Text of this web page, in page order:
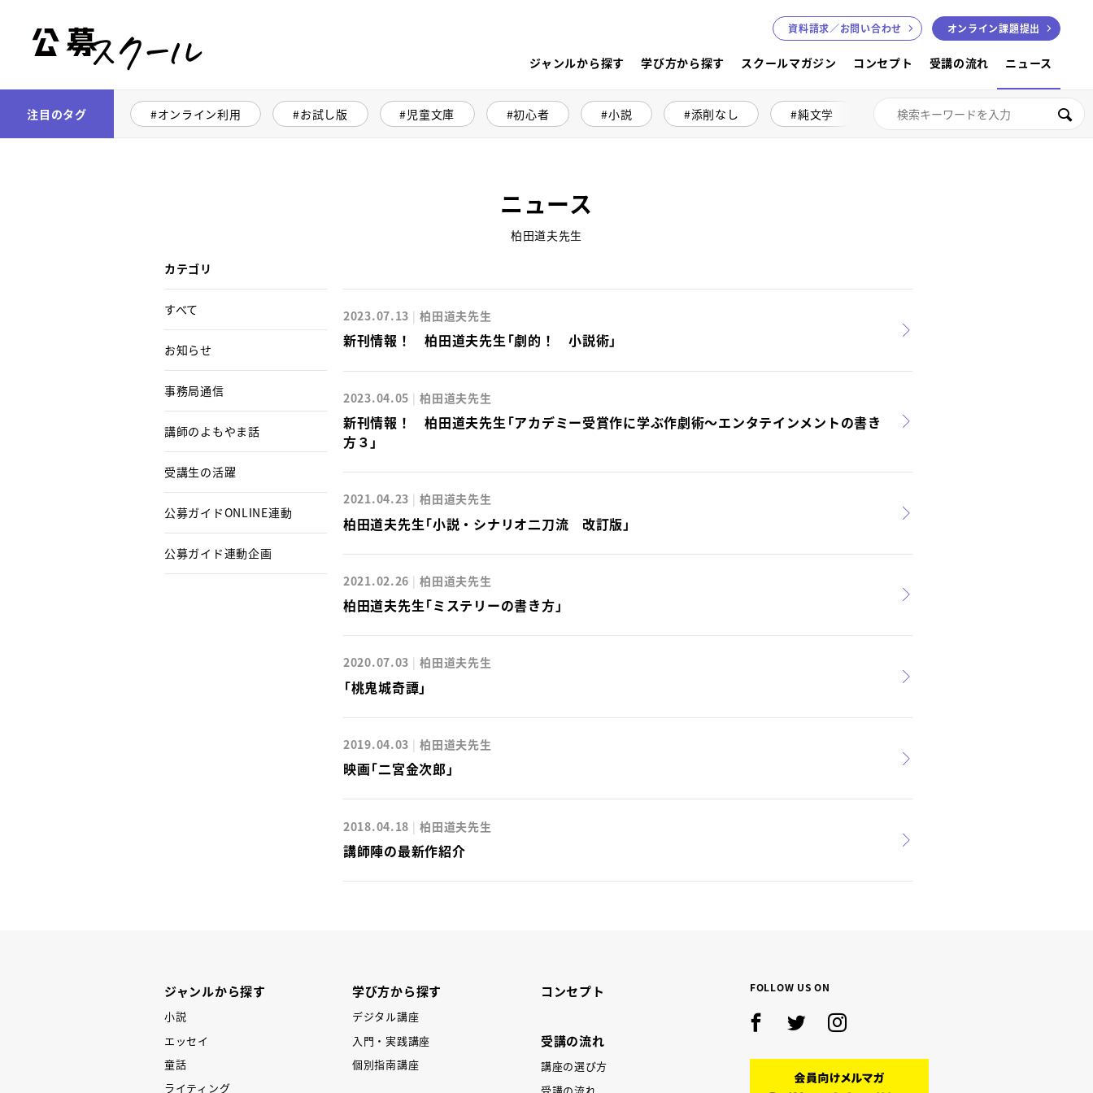
公募スクール
ジャンルから探す 学び方から探す スクールマガジン コンセプト 受講の流れ ニュース
資料請求／お問い合わせ オンライン課題提出
注目のタグ オンライン利用 お試し版 児童文庫 初心者 小説 添削なし 純文学 絵本講座 色鉛筆画
ニュース
柏田道夫先生
カテゴリ
すべて
お知らせ
事務局通信
講師のよもやま話
受講生の活躍
公募ガイドONLINE連動
公募ガイド連動企画
2023.07.13 柏田道夫先生
新刊情報！ 柏田道夫先生「劇的！ 小説術」
2023.04.05 柏田道夫先生
新刊情報！ 柏田道夫先生「アカデミー受賞作に学ぶ作劇術～エンタテインメントの書き
方３」
2021.04.23 柏田道夫先生
柏田道夫先生「小説・シナリオ二刀流 改訂版」
2021.02.26 柏田道夫先生
柏田道夫先生「ミステリーの書き方」
2020.07.03 柏田道夫先生
「桃鬼城奇譚」
2019.04.03 柏田道夫先生
映画「二宮金次郎」
2018.04.18 柏田道夫先生
講師陣の最新作紹介
ジャンルから探す
小説
エッセイ
童話
ライティング
学び方から探す
デジタル講座
入門・実践講座
個別指南講座
コンセプト
受講の流れ
講座の選び方
受講の流れ
FOLLOW US ON
Facebook
TwitterInstagram